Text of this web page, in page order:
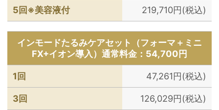
5回※美容液付 219,710円(税込)
インモードたるみケアセット（フォーマ＋ミニ
FX+イオン導入）通常料金：54,700円
1回 47,261円(税込)
3回 126,029円(税込)